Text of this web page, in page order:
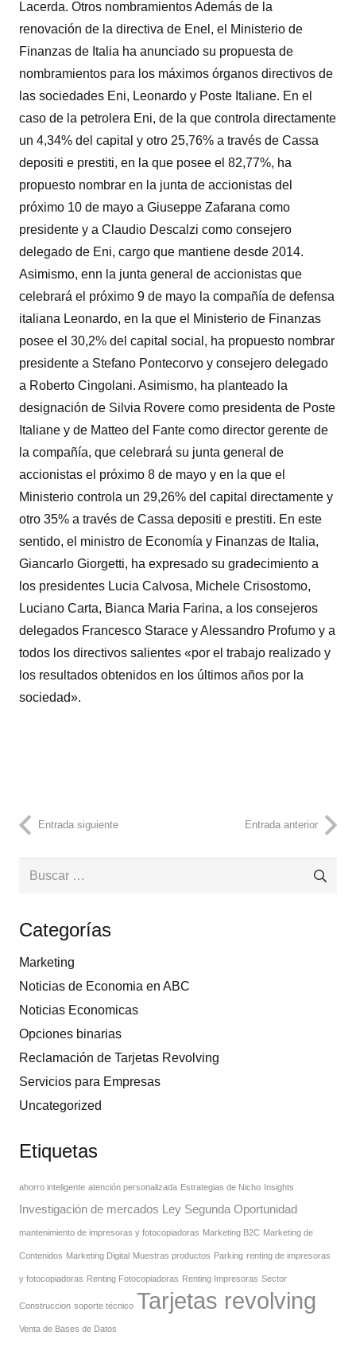
Lacerda. Otros nombramientos Además de la
renovación de la directiva de Enel, el Ministerio de
Finanzas de Italia ha anunciado su propuesta de
nombramientos para los máximos órganos directivos de
las sociedades Eni, Leonardo y Poste Italiane. En el
caso de la petrolera Eni, de la que controla directamente
un 4,34% del capital y otro 25,76% a través de Cassa
depositi e prestiti, en la que posee el 82,77%, ha
propuesto nombrar en la junta de accionistas del
próximo 10 de mayo a Giuseppe Zafarana como
presidente y a Claudio Descalzi como consejero
delegado de Eni, cargo que mantiene desde 2014.
Asimismo, enn la junta general de accionistas que
celebrará el próximo 9 de mayo la compañía de defensa
italiana Leonardo, en la que el Ministerio de Finanzas
posee el 30,2% del capital social, ha propuesto nombrar
presidente a Stefano Pontecorvo y consejero delegado
a Roberto Cingolani. Asimismo, ha planteado la
designación de Silvia Rovere como presidenta de Poste
Italiane y de Matteo del Fante como director gerente de
la compañía, que celebrará su junta general de
accionistas el próximo 8 de mayo y en la que el
Ministerio controla un 29,26% del capital directamente y
otro 35% a través de Cassa depositi e prestiti. En este
sentido, el ministro de Economía y Finanzas de Italia,
Giancarlo Giorgetti, ha expresado su gradecimiento a
los presidentes Lucia Calvosa, Michele Crisostomo,
Luciano Carta, Bianca Maria Farina, a los consejeros
delegados Francesco Starace y Alessandro Profumo y a
todos los directivos salientes «por el trabajo realizado y
los resultados obtenidos en los últimos años por la
sociedad».
Entrada siguiente Entrada anterior
Buscar:
Categorías
Marketing
Noticias de Economia en ABC
Noticias Economicas
Opciones binarias
Reclamación de Tarjetas Revolving
Servicios para Empresas
Uncategorized
Etiquetas
ahorro inteligente atención personalizada Estrategias de Nicho Insights
Investigación de mercados Ley Segunda Oportunidad
mantenimiento de impresoras y fotocopiadoras Marketing B2C Marketing de
Contenidos Marketing Digital Muestras productos Parking renting de impresoras
y fotocopiadoras Renting Fotocopiadoras Renting Impresoras Sector
Construccion soporte técnico Tarjetas revolving
Venta de Bases de Datos